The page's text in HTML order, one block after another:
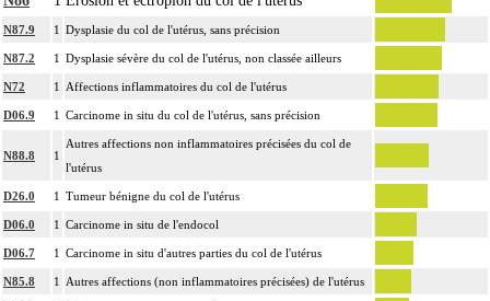
N87.9 1 Dysplasie du col de l'utérus, sans précision
N87.2 1 Dysplasie sévère du col de l'utérus, non classée ailleurs
N72 1 Affections inflammatoires du col de l'utérus
D06.9 1 Carcinome in situ du col de l'utérus, sans précision
N88.8 1
Autres affections non inflammatoires précisées du col de
l'utérus
D26.0 1 Tumeur bénigne du col de l'utérus
D06.0 1 Carcinome in situ de l'endocol
D06.7 1 Carcinome in situ d'autres parties du col de l'utérus
N85.8 1 Autres affections (non inflammatoires précisées) de l'utérus